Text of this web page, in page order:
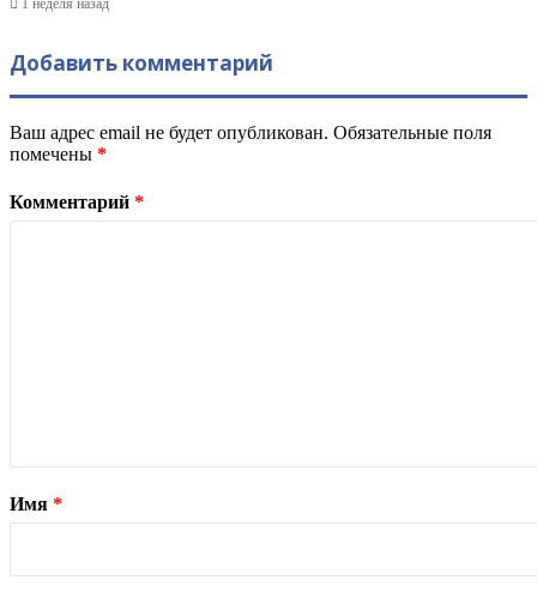
1 неделя назад
Добавить комментарий
Ваш адрес email не будет опубликован. Обязательные поля
помечены *
Комментарий *
Имя *